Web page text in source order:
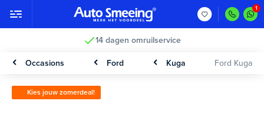
14 dagen omruilservice
Occasions Ford Kuga Ford Kuga
Kies jouw zomerdeal!